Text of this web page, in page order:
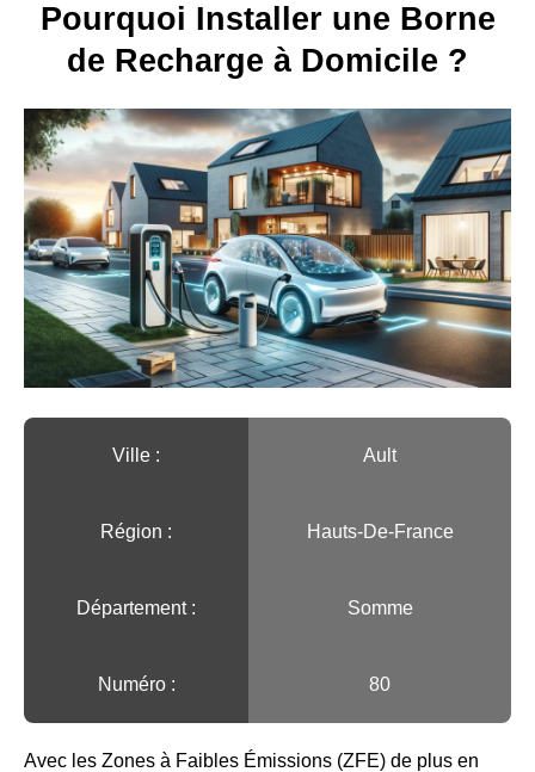
Pourquoi Installer une Borne
de Recharge à Domicile ?
Ville :️ Ault
Région :️ Hauts-De-France
Département : Somme
Numéro : 80
Avec les Zones à Faibles Émissions (ZFE) de plus en